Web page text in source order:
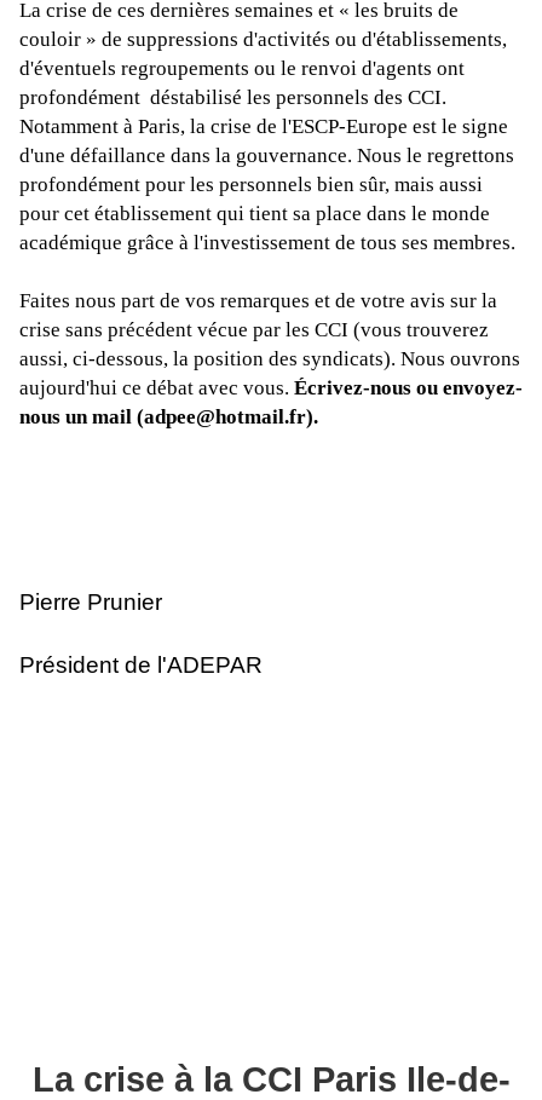
La crise de ces dernières semaines et « les bruits de
couloir » de suppressions d'activités ou d'établissements,
d'éventuels regroupements ou le renvoi d'agents ont
profondément déstabilisé les personnels des CCI.
Notamment à Paris, la crise de l'ESCP-Europe est le signe
d'une défaillance dans la gouvernance. Nous le regrettons
profondément pour les personnels bien sûr, mais aussi
pour cet établissement qui tient sa place dans le monde
académique grâce à l'investissement de tous ses membres.
Faites nous part de vos remarques et de votre avis sur la
crise sans précédent vécue par les CCI (vous trouverez
aussi, ci-dessous, la position des syndicats). Nous ouvrons
aujourd'hui ce débat avec vous. Écrivez-nous ou envoyez-
nous un mail (adpee@hotmail.fr).
Pierre Prunier
Président de l'ADEPAR
La crise à la CCI Paris Ile-de-